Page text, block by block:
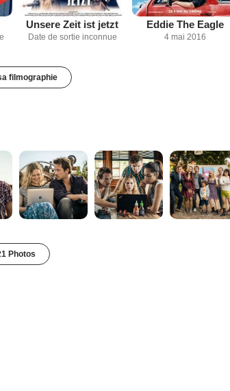
Unsere Zeit ist jetzt
Date de sortie inconnue
Eddie The Eagle
4 mai 2016
filmographie
Photos